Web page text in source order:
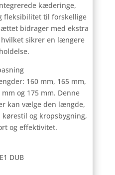
kæderinge,
fleksibilitet til forskellige
bidrager med ekstra
sikrer en længere
160 mm, 165 mm,
og 175 mm. Denne
kan vælge den længde,
og kropsbygning,
og effektivitet.
DUB